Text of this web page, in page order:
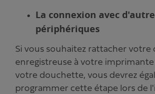
La connexion avec
périphériques
Si vous souhaitez rattacher votre
enregistreuse à votre
votre douchette, vous devrez
programmer cette étape lors de